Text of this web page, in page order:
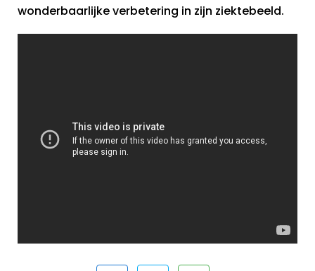
wonderbaarlijke verbetering in zijn ziektebeeld.